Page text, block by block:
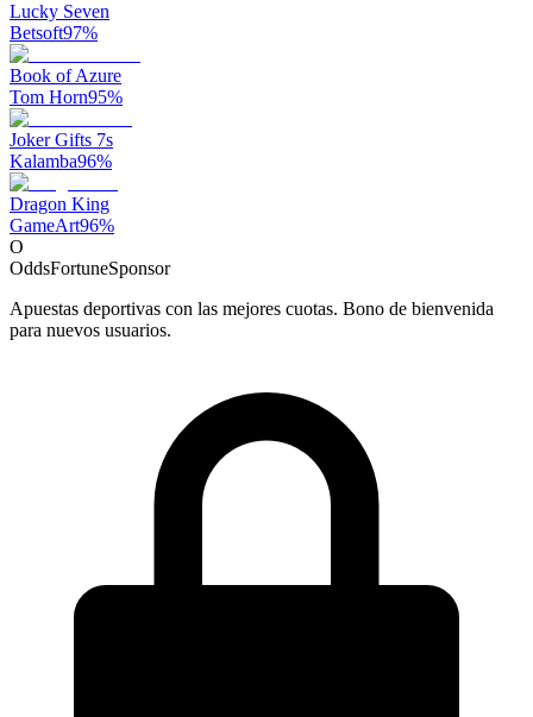
Lucky Seven
Betsoft97%
Book of Azure
Tom Horn95%
Joker Gifts 7s
Kalamba96%
Dragon King
GameArt96%
O
OddsFortuneSponsor
Apuestas deportivas con las mejores cuotas. Bono de bienvenida
para nuevos usuarios.